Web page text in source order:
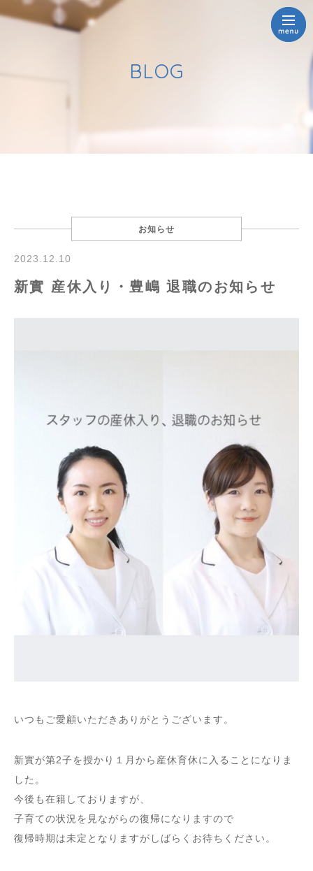
BLOG
お知らせ
2023.12.10
新實 産休入り・豊嶋 退職のお知らせ
いつもご愛顧いただきありがとうございます。
新實が第2子を授かり１月から産休育休に入ることになりま
した。
今後も在籍しておりますが、
子育ての状況を見ながらの復帰になりますので
復帰時期は未定となりますがしばらくお待ちください。